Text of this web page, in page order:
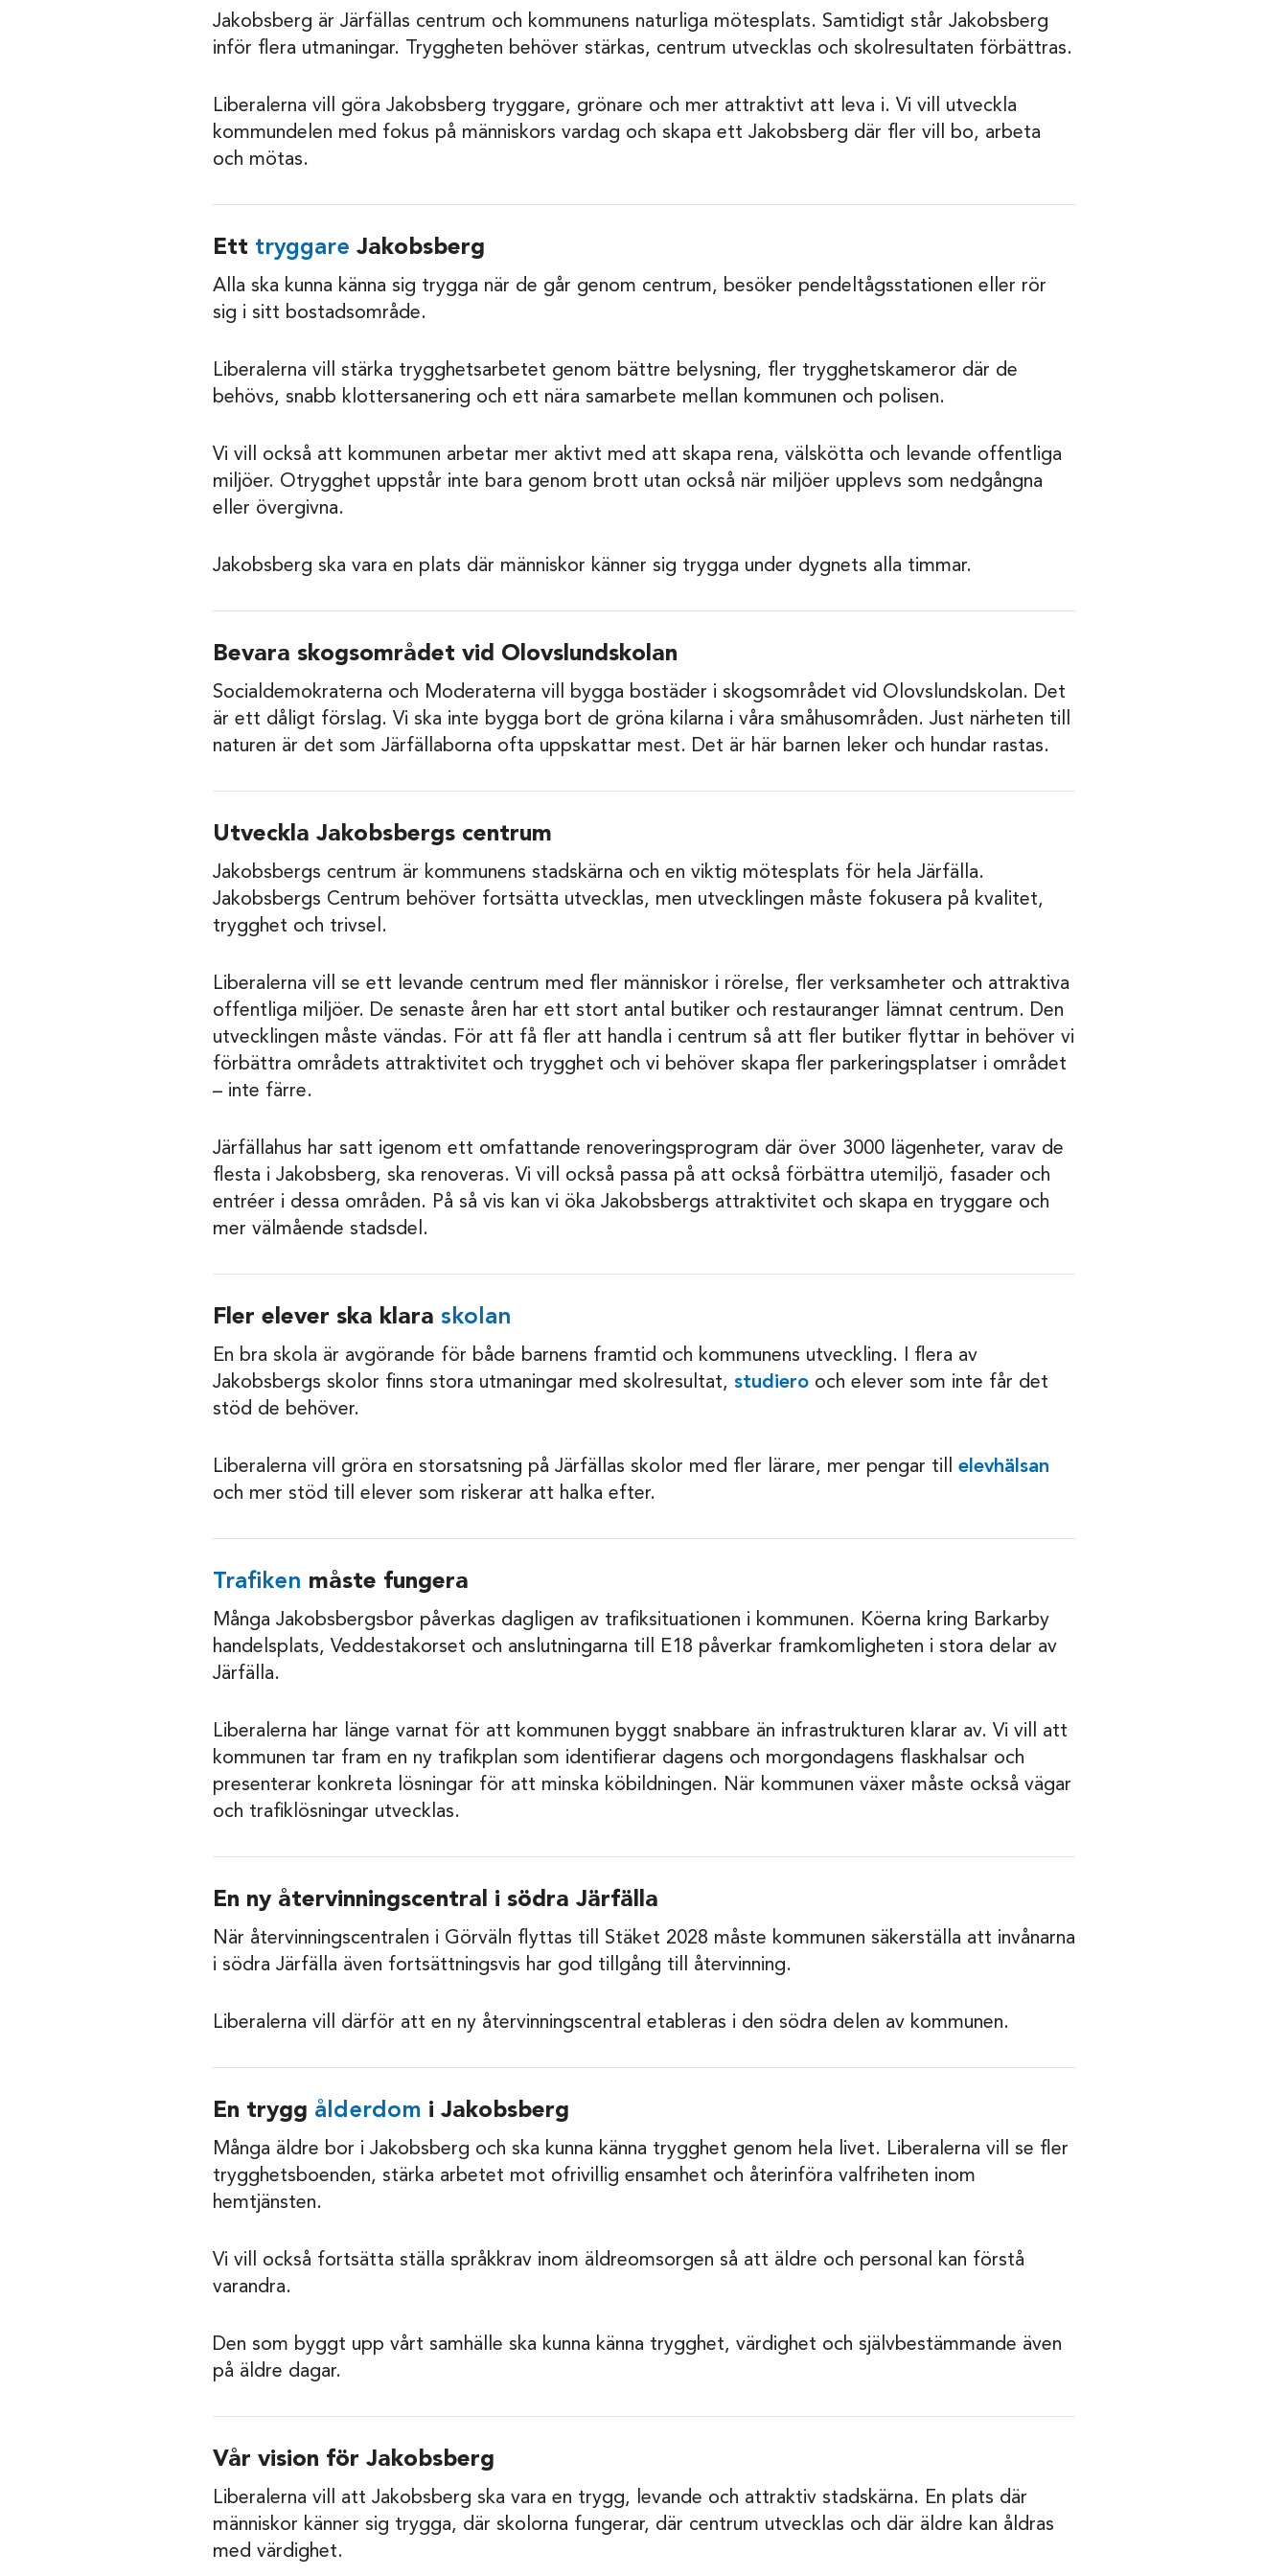
Jakobsberg är Järfällas centrum och kommunens naturliga mötesplats. Samtidigt står Jakobsberg
inför flera utmaningar. Tryggheten behöver stärkas, centrum utvecklas och skolresultaten förbättras.
Liberalerna vill göra Jakobsberg tryggare, grönare och mer attraktivt att leva i. Vi vill utveckla
kommundelen med fokus på människors vardag och skapa ett Jakobsberg där fler vill bo, arbeta
och mötas.
Ett tryggare Jakobsberg
Alla ska kunna känna sig trygga när de går genom centrum, besöker pendeltågsstationen eller rör
sig i sitt bostadsområde.
Liberalerna vill stärka trygghetsarbetet genom bättre belysning, fler trygghetskameror där de
behövs, snabb klottersanering och ett nära samarbete mellan kommunen och polisen.
Vi vill också att kommunen arbetar mer aktivt med att skapa rena, välskötta och levande offentliga
miljöer. Otrygghet uppstår inte bara genom brott utan också när miljöer upplevs som nedgångna
eller övergivna.
Jakobsberg ska vara en plats där människor känner sig trygga under dygnets alla timmar.
Bevara skogsområdet vid Olovslundskolan
Socialdemokraterna och Moderaterna vill bygga bostäder i skogsområdet vid Olovslundskolan. Det
är ett dåligt förslag. Vi ska inte bygga bort de gröna kilarna i våra småhusområden. Just närheten till
naturen är det som Järfällaborna ofta uppskattar mest. Det är här barnen leker och hundar rastas.
Utveckla Jakobsbergs centrum
Jakobsbergs centrum är kommunens stadskärna och en viktig mötesplats för hela Järfälla.
Jakobsbergs Centrum behöver fortsätta utvecklas, men utvecklingen måste fokusera på kvalitet,
trygghet och trivsel.
Liberalerna vill se ett levande centrum med fler människor i rörelse, fler verksamheter och attraktiva
offentliga miljöer. De senaste åren har ett stort antal butiker och restauranger lämnat centrum. Den
utvecklingen måste vändas. För att få fler att handla i centrum så att fler butiker flyttar in behöver vi
förbättra områdets attraktivitet och trygghet och vi behöver skapa fler parkeringsplatser i området
– inte färre.
Järfällahus har satt igenom ett omfattande renoveringsprogram där över 3000 lägenheter, varav de
flesta i Jakobsberg, ska renoveras. Vi vill också passa på att också förbättra utemiljö, fasader och
entréer i dessa områden. På så vis kan vi öka Jakobsbergs attraktivitet och skapa en tryggare och
mer välmående stadsdel.
Fler elever ska klara skolan
En bra skola är avgörande för både barnens framtid och kommunens utveckling. I flera av
Jakobsbergs skolor finns stora utmaningar med skolresultat, studiero och elever som inte får det
stöd de behöver.
Liberalerna vill gröra en storsatsning på Järfällas skolor med fler lärare, mer pengar till elevhälsan
och mer stöd till elever som riskerar att halka efter.
Trafiken måste fungera
Många Jakobsbergsbor påverkas dagligen av trafiksituationen i kommunen. Köerna kring Barkarby
handelsplats, Veddestakorset och anslutningarna till E18 påverkar framkomligheten i stora delar av
Järfälla.
Liberalerna har länge varnat för att kommunen byggt snabbare än infrastrukturen klarar av. Vi vill att
kommunen tar fram en ny trafikplan som identifierar dagens och morgondagens flaskhalsar och
presenterar konkreta lösningar för att minska köbildningen. När kommunen växer måste också vägar
och trafiklösningar utvecklas.
En ny återvinningscentral i södra Järfälla
När återvinningscentralen i Görväln flyttas till Stäket 2028 måste kommunen säkerställa att invånarna
i södra Järfälla även fortsättningsvis har god tillgång till återvinning.
Liberalerna vill därför att en ny återvinningscentral etableras i den södra delen av kommunen.
En trygg ålderdom i Jakobsberg
Många äldre bor i Jakobsberg och ska kunna känna trygghet genom hela livet. Liberalerna vill se fler
trygghetsboenden, stärka arbetet mot ofrivillig ensamhet och återinföra valfriheten inom
hemtjänsten.
Vi vill också fortsätta ställa språkkrav inom äldreomsorgen så att äldre och personal kan förstå
varandra.
Den som byggt upp vårt samhälle ska kunna känna trygghet, värdighet och självbestämmande även
på äldre dagar.
Vår vision för Jakobsberg
Liberalerna vill att Jakobsberg ska vara en trygg, levande och attraktiv stadskärna. En plats där
människor känner sig trygga, där skolorna fungerar, där centrum utvecklas och där äldre kan åldras
med värdighet.